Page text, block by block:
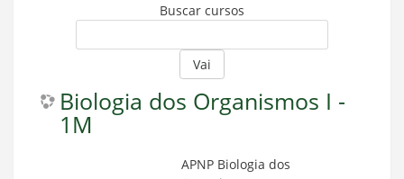
Buscar cursos
Vai
Biologia dos Organismos I -
1M
APNP Biologia dos